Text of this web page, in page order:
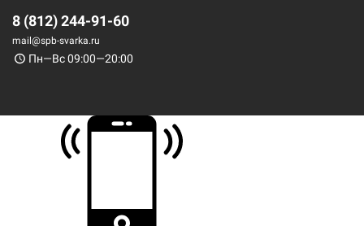
8 (812) 244-91-60
mail@spb-svarka.ru
Пн—Вс 09:00—20:00